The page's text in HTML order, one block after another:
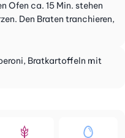
Ofen ca. 15 Min. stehen
Den Braten tranchieren,
Bratkartoffeln mit